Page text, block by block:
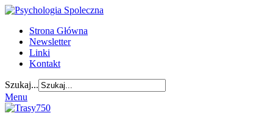
Strona Główna
Newsletter
Linki
Kontakt
Szukaj...
Menu